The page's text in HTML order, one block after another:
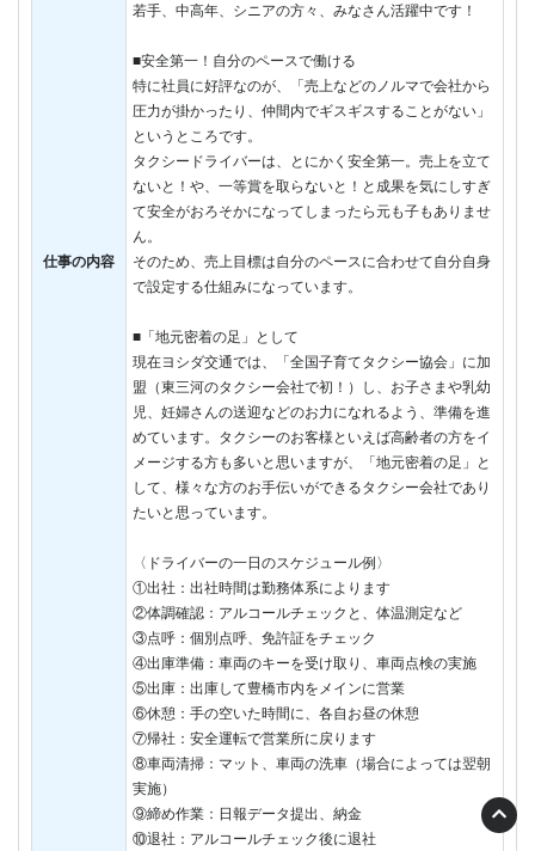
仕事の内容
若手、中高年、シニアの方々、みなさん活躍中です！
■安全第一！自分のペースで働ける
特に社員に好評なのが、「売上などのノルマで会社から
圧力が掛かったり、仲間内でギスギスすることがない」
というところです。
タクシードライバーは、とにかく安全第一。売上を立て
ないと！や、一等賞を取らないと！と成果を気にしすぎ
て安全がおろそかになってしまったら元も子もありませ
ん。
そのため、売上目標は自分のペースに合わせて自分自身
で設定する仕組みになっています。
■「地元密着の足」として
現在ヨシダ交通では、「全国子育てタクシー協会」に加
盟（東三河のタクシー会社で初！）し、お子さまや乳幼
児、妊婦さんの送迎などのお力になれるよう、準備を進
めています。タクシーのお客様といえば高齢者の方をイ
メージする方も多いと思いますが、「地元密着の足」と
して、様々な方のお手伝いができるタクシー会社であり
たいと思っています。
〈ドライバーの一日のスケジュール例〉
①出社：出社時間は勤務体系によります
②体調確認：アルコールチェックと、体温測定など
③点呼：個別点呼、免許証をチェック
④出庫準備：車両のキーを受け取り、車両点検の実施
⑤出庫：出庫して豊橋市内をメインに営業
⑥休憩：手の空いた時間に、各自お昼の休憩
⑦帰社：安全運転で営業所に戻ります
⑧車両清掃：マット、車両の洗車（場合によっては翌朝
実施）
⑨締め作業：日報データ提出、納金
⑩退社：アルコールチェック後に退社